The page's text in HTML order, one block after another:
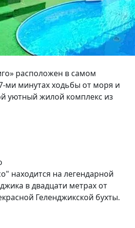
расположен в самом
ми минутах ходьбы от моря и
уютный жилой комплекс из
находится на легендарной
в двадцати метрах от
Геленджикской бухты.